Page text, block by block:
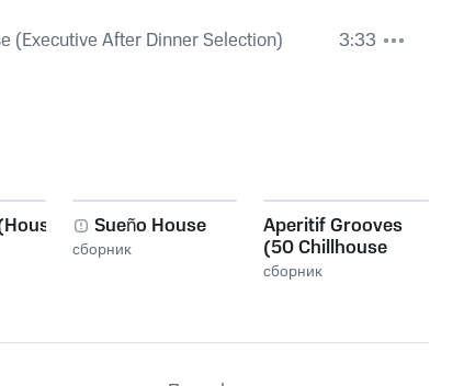
(Executive After Dinner Selection) 3:33
Sueño House
сборник
Aperitif Grooves
(50 Chillhouse
Vibes)
сборник